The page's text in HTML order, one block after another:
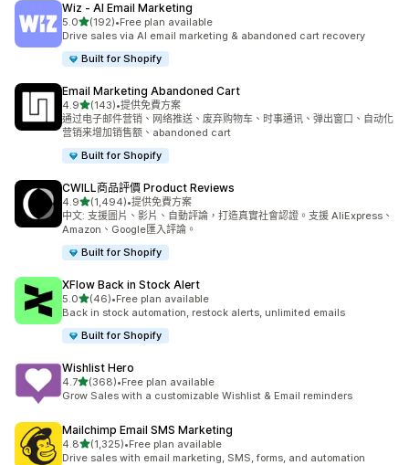
Wiz ‑ AI Email Marketing
5.0滿分 5 顆星
(192)
共有 192 則評價
•Free plan available
Drive sales via AI email marketing & abandoned cart recovery
Built for Shopify
Email Marketing Abandoned Cart
4.9滿分 5 顆星
(143)
共有 143 則評價
•提供免費方案
通过电子邮件营销、网络推送、废弃购物车、时事通讯、弹出窗口、自动化
营销来增加销售额、abandoned cart
Built for Shopify
CWILL商品評價 Product Reviews
4.9滿分 5 顆星
(1,494)
共有 1494 則評價
•提供免費方案
中文: 支援圖片、影片、自動評論，打造真實社會認證。支援 AliExpress、
Amazon、Google匯入評論。
Built for Shopify
XFlow Back in Stock Alert
5.0滿分 5 顆星
(46)
共有 46 則評價
•Free plan available
Back in stock automation, restock alerts, unlimited emails
Built for Shopify
Wishlist Hero
4.7滿分 5 顆星
(368)
共有 368 則評價
•Free plan available
Grow Sales with a customizable Wishlist & Email reminders
Mailchimp Email SMS Marketing
4.8滿分 5 顆星
(1,325)
共有 1325 則評價
•Free plan available
Drive sales with email marketing, SMS, forms, and automation